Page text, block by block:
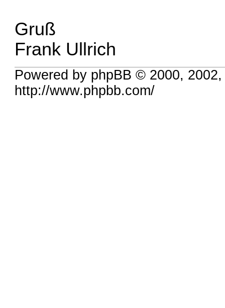
Gruß
Frank Ullrich
Powered by phpBB © 2000,
http://www.phpbb.com/